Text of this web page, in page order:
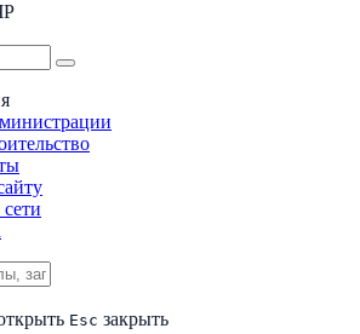
Esc закрыть